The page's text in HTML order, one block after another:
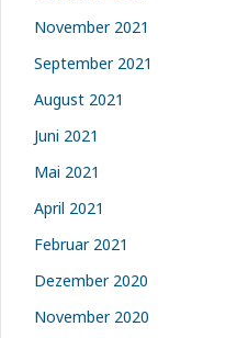
November 2021
September 2021
August 2021
Juni 2021
Mai 2021
April 2021
Februar 2021
Dezember 2020
November 2020